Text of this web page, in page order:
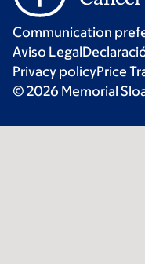
Communication
Aviso Legal
Privacy policyPrice
© 2026 Memorial